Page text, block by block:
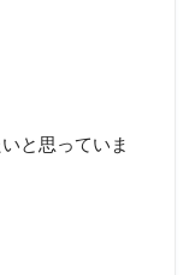
と思っていま